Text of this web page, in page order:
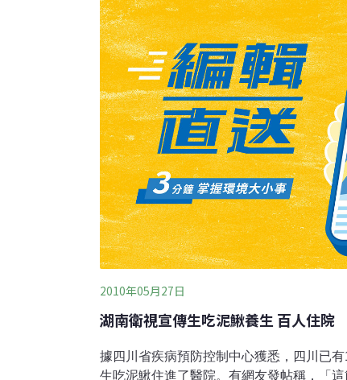
2010年05月27日
湖南衛視宣傳生吃泥鰍養生 百人住院
據四川省疾病預防控制中心獲悉，四川已
生吃泥鰍住進了醫院。有網友發帖稱，「